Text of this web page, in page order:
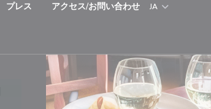
プレス ((新しいウィンドウで開きます))
アクセス/お問い合わせ JA